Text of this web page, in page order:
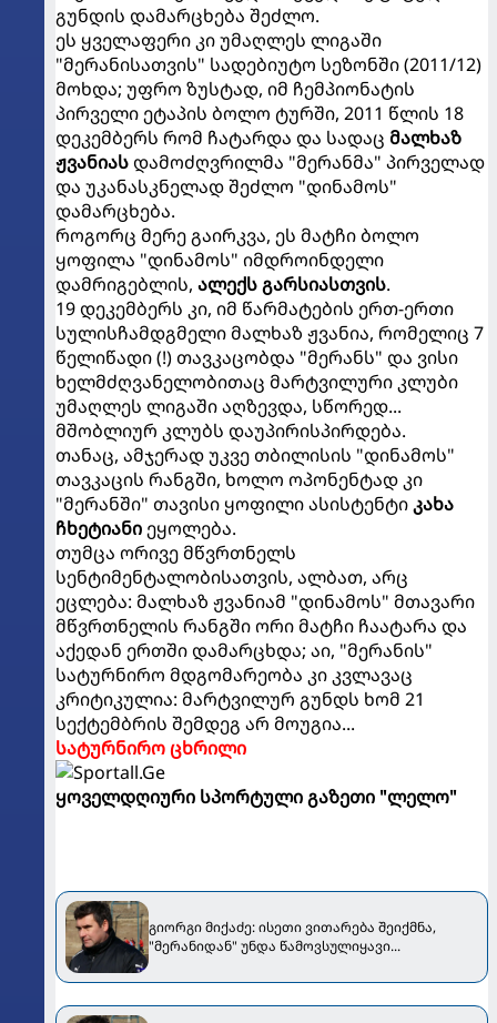
გუნდის დამარცხება შეძლო.
ეს ყველაფერი კი უმაღლეს ლიგაში
"მერანისათვის" სადებიუტო სეზონში (2011/12)
მოხდა; უფრო ზუსტად, იმ ჩემპიონატის
პირველი ეტაპის ბოლო ტურში, 2011 წლის 18
დეკემბერს რომ ჩატარდა და სადაც მალხაზ
ჟვანიასდამოძღვრილმა "მერანმა" პირველად
და უკანასკნელად შეძლო "დინამოს"
დამარცხება.
როგორც მერე გაირკვა, ეს მატჩი ბოლო
ყოფილა "დინამოს" იმდროინდელი
დამრიგებლის, ალექს გარსიასთვის.
19 დეკემბერს კი, იმ წარმატების ერთ-ერთი
სულისჩამდგმელი მალხაზ ჟვანია, რომელიც 7
წელიწადი (!) თავკაცობდა "მერანს" და ვისი
ხელმძღვანელობითაც მარტვილური კლუბი
უმაღლეს ლიგაში აღზევდა, სწორედ...
მშობლიურ კლუბს დაუპირისპირდება.
თანაც, ამჯერად უკვე თბილისის "დინამოს"
თავკაცის რანგში, ხოლო ოპონენტად კი
"მერანში" თავისი ყოფილი ასისტენტიკახა
ჩხეტიანიეყოლება.
თუმცა ორივე მწვრთნელს
სენტიმენტალობისათვის, ალბათ, არც
ეცლება: მალხაზ ჟვანიამ "დინამოს" მთავარი
მწვრთნელის რანგში ორი მატჩი ჩაატარა და
აქედან ერთში დამარცხდა; აი, "მერანის"
სატურნირო მდგომარეობა კი კვლავაც
კრიტიკულია: მარტვილურ გუნდს ხომ 21
სექტემბრის შემდეგ არ მოუგია...
სატურნირო ცხრილი
ყოველდღიური სპორტული გაზეთი "ლელო"
გიორგი მიქაძე: ისეთი ვითარება შეიქმნა,
"მერანიდან" უნდა წამოვსულიყავი...